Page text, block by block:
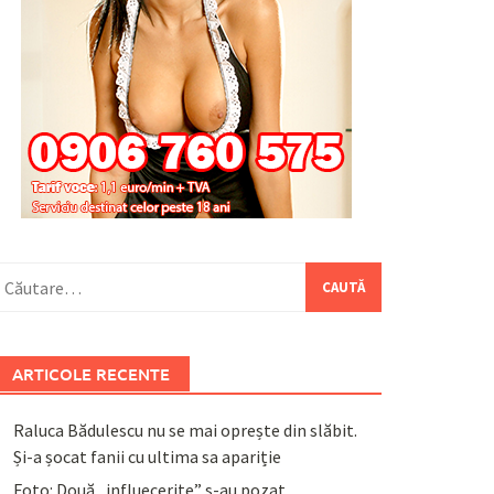
după:
ARTICOLE RECENTE
Raluca Bădulescu nu se mai oprește din slăbit.
Și-a șocat fanii cu ultima sa apariție